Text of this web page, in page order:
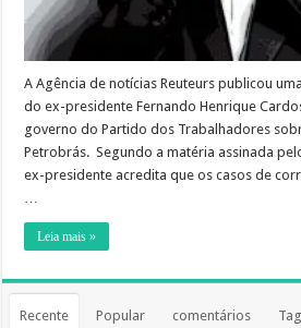
A Agência de notícias Reuteurs publicou
do ex-presidente Fernando Henrique
governo do Partido dos Trabalhadores
Petrobrás. Segundo a matéria assinada
ex-presidente acredita que os casos de
…
Leia mais »
Recente Popular comentários